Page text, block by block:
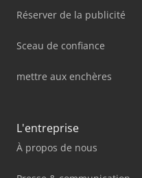
Réserver de la publicité
Sceau de confiance
mettre aux enchères
L'entreprise
À propos de nous